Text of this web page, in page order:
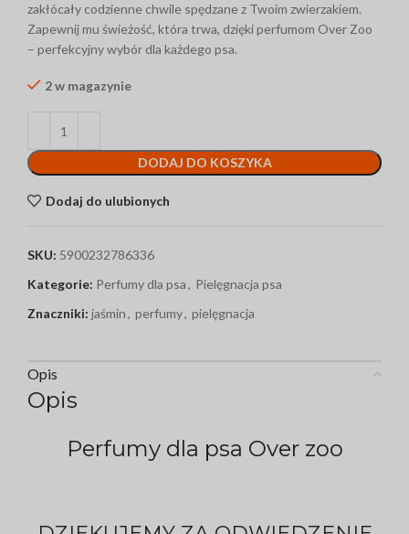
zakłócały codzienne chwile spędzane z Twoim zwierzakiem.
Zapewnij mu świeżość, która trwa, dzięki perfumom Over Zoo
– perfekcyjny wybór dla każdego psa.
2 w magazynie
DODAJ DO KOSZYKA
Dodaj do ulubionych
SKU: 5900232786336
Kategorie: Perfumy dla psa, Pielęgnacja psa
Znaczniki: jaśmin, perfumy, pielęgnacja
Opis
Opis
Perfumy dla psa Over zoo